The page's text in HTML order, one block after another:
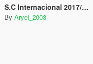
S.C Internacional 2017/2018
By Aryel_2003